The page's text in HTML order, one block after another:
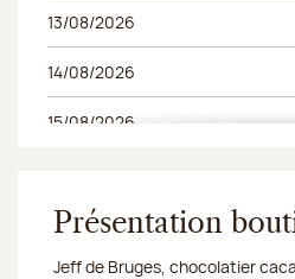
13/08/2026
14/08/2026
15/08/2026
17/08/2026
18/08/2026
Présentation
Jeff de Bruges, chocolatier